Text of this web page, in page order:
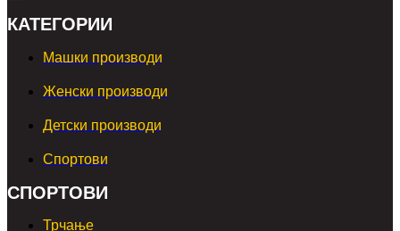
КАТЕГОРИИ
Машки производи
Женски производи
Детски производи
Спортови
СПОРТОВИ
Трчање